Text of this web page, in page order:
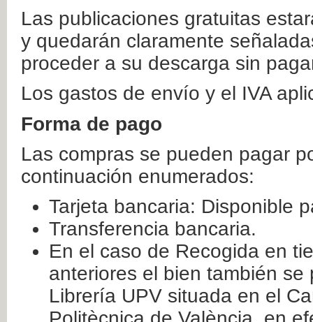
Las publicaciones gratuitas
y quedarán claramente
proceder a su descarga sin
Los gastos de envío y el IVA
Forma de pago
Las compras se pueden pagar
continuación enumerados:
Tarjeta bancaria: Disponible
Transferencia bancaria.
En el caso de Recogida en
anteriores el bien también
Librería UPV situada en el